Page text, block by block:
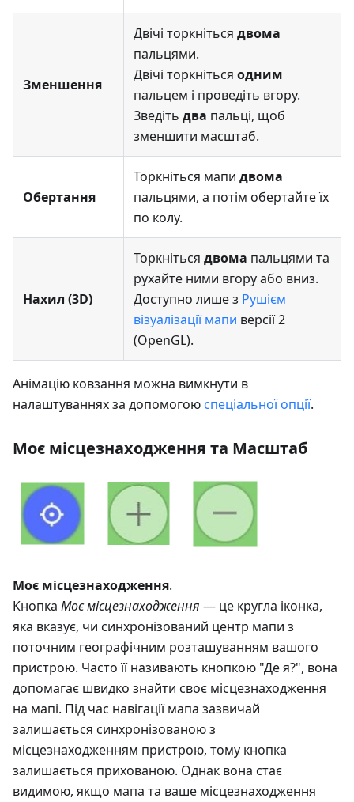
Зменшення
Двічі торкніться двома
пальцями.
Двічі торкніться одним
пальцем і проведіть вгору.
Зведіть два пальці, щоб
зменшити масштаб.
Обертання
Торкніться мапи двома
пальцями, а потім обертайте їх
по колу.
Нахил (3D)
Торкніться двома пальцями та
рухайте ними вгору або вниз.
Доступно лише з Рушієм
візуалізації мапи версії 2
(OpenGL).
Анімацію ковзання можна вимкнути в
налаштуваннях за допомогою спеціальної опції.
Моє місцезнаходження та Масштаб
Моє місцезнаходження.
Кнопка Моє місцезнаходження — це кругла іконка,
яка вказує, чи синхронізований центр мапи з
поточним географічним розташуванням вашого
пристрою. Часто її називають кнопкою "Де я?", вона
допомагає швидко знайти своє місцезнаходження
на мапі. Під час навігації мапа зазвичай
залишається синхронізованою з
місцезнаходженням пристрою, тому кнопка
залишається прихованою. Однак вона стає
видимою, якщо мапа та ваше місцезнаходження